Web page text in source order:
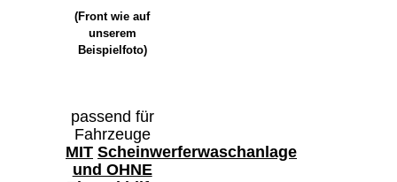
(Front wie auf
unserem
Beispielfoto)
passend für
Fahrzeuge
MIT Scheinwerferwaschanlage
und OHNE